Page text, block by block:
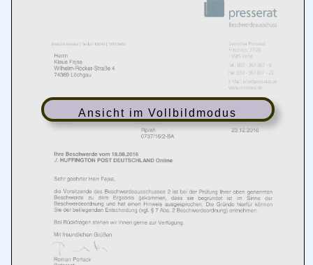
Ansicht im Vollbildmodus